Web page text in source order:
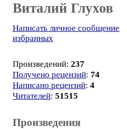
Виталий Глухов
Написать личное сообщение
избранных
Произведений: 237
Получено рецензий: 74
Написано рецензий: 4
Читателей: 51515
Произведения